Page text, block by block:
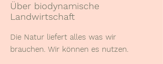
Über biodynamische
Landwirtschaft
Die Natur liefert alles was wir
brauchen. Wir können es nutzen.